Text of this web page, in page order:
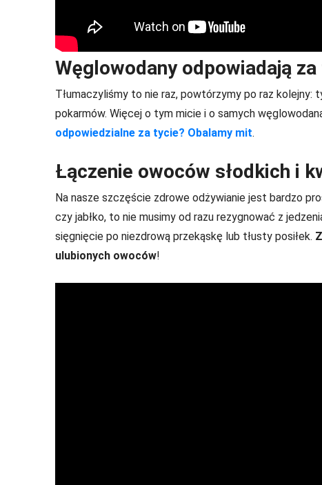
Węglowodany odpowiadają
Tłumaczyliśmy to nie raz, powtórzymy po raz kolejny:
pokarmów. Więcej o tym micie i o samych
odpowiedzialne za tycie? Obalamy mit.
Łączenie owoców słodkich i
Na nasze szczęście zdrowe odżywianie jest bardzo
czy jabłko, to nie musimy od razu rezygnować z
sięgnięcie po niezdrową przekąskę lub tłusty posiłek.
ulubionych owoców!